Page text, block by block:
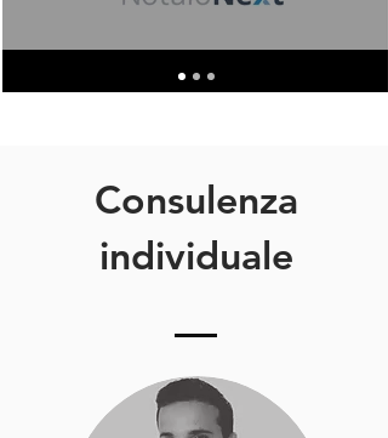
Consulenza
individuale